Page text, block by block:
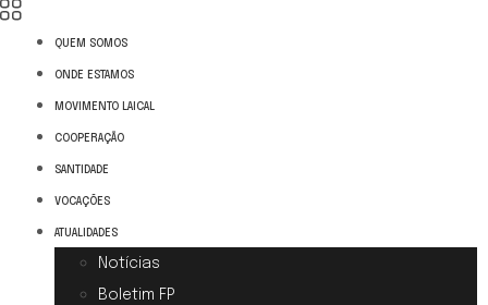
QUEM SOMOS
ONDE ESTAMOS
MOVIMENTO LAICAL
COOPERAÇÃO
SANTIDADE
VOCAÇÕES
ATUALIDADES
Notícias
Boletim FP